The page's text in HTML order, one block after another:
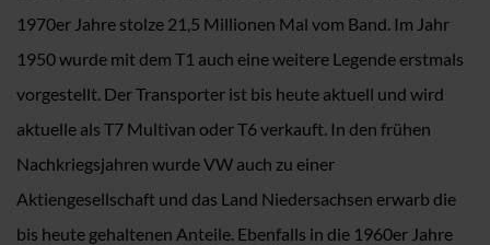
1970er Jahre stolze 21,5 Millionen Mal vom Band. Im Jahr
1950 wurde mit dem T1 auch eine weitere Legende erstmals
vorgestellt. Der Transporter ist bis heute aktuell und wird
aktuelle als T7 Multivan oder T6 verkauft. In den frühen
Nachkriegsjahren wurde VW auch zu einer
Aktiengesellschaft und das Land Niedersachsen erwarb die
bis heute gehaltenen Anteile. Ebenfalls in die 1960er Jahre